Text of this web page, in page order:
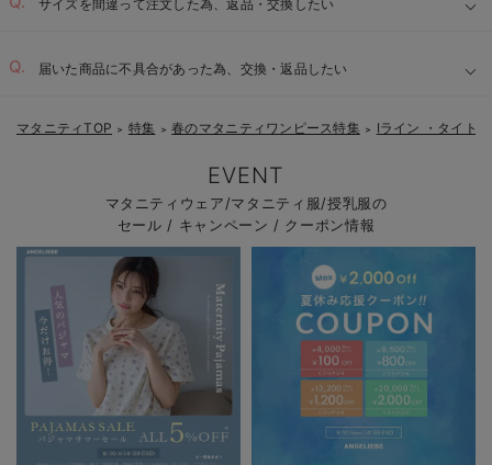
サイズを間違って注文した為、返品・交換したい
届いた商品に不具合があった為、交換・返品したい
マタニティTOP ＞ 特集 ＞ 春のマタニティワンピース特集 ＞ Iライン ・タイト
EVENT
マタニティウェア/マタニティ服/授乳服の
セール / キャンペーン / クーポン情報